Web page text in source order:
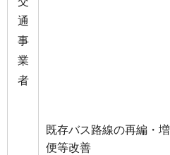
通
事
業
者
既存バス路線の再編・増
便等改善